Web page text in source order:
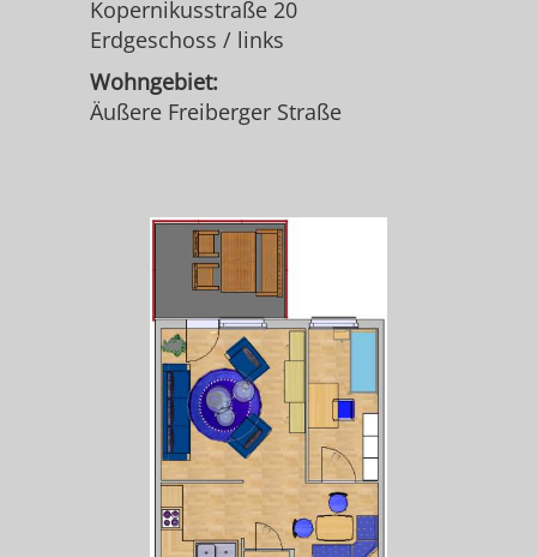
Kopernikusstraße 20
Erdgeschoss / links
Wohngebiet:
Äußere Freiberger Straße